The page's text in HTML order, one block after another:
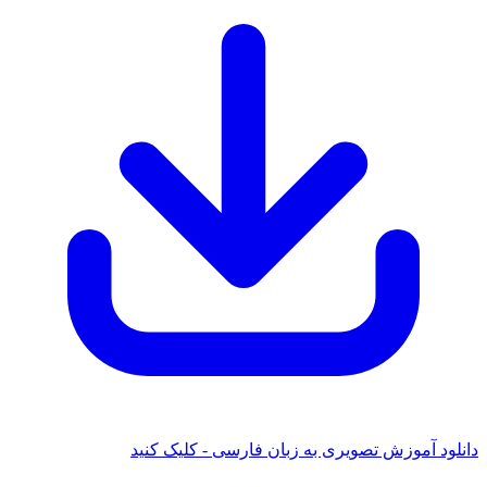
آموزش تصویری به زبان فارسی - کلیک کنید